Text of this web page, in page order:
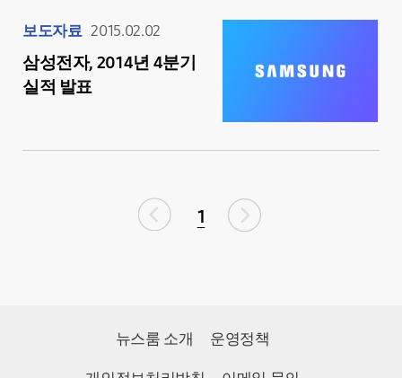
보도자료 2015.02.02
삼성전자, 2014년 4분기
실적 발표
1
뉴스룸 소개 운영정책